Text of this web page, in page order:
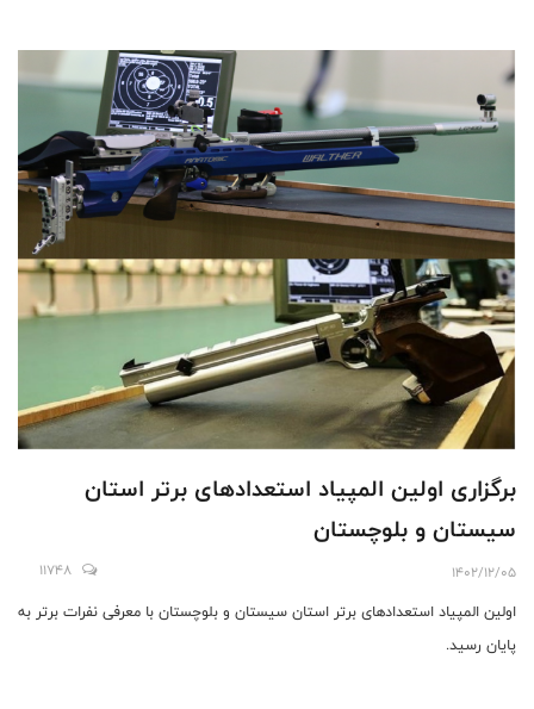
برگزاری اولین المپیاد استعدادهای برتر استان
سیستان و بلوچستان
1402/12/05
11748
اولین المپیاد استعدادهای برتر استان سیستان و بلوچستان با معرفی نفرات برتر به
پایان رسید.